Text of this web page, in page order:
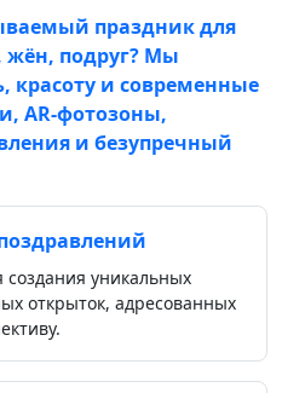
праздник для
подруг? Мы
и современные
AR‑фотозоны,
и безупречный
создания уникальных
открыток, адресованных